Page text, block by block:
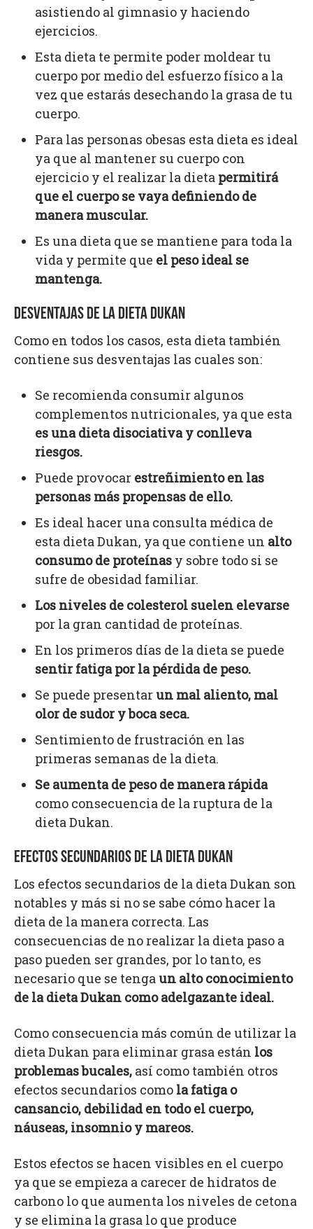
asistiendo al gimnasio y haciendo
ejercicios.
Esta dieta te permite poder moldear tu
cuerpo por medio del esfuerzo físico a la
vez que estarás desechando la grasa de tu
cuerpo.
Para las personas obesas esta dieta es ideal
ya que al mantener su cuerpo con
ejercicio y el realizar la dieta permitirá
que el cuerpo se vaya definiendo de
manera muscular.
Es una dieta que se mantiene para toda la
vida y permite que el peso ideal se
mantenga.
DESVENTAJAS DE LA DIETA DUKAN
Como en todos los casos, esta dieta también
contiene sus desventajas las cuales son:
Se recomienda consumir algunos
complementos nutricionales, ya que esta
es una dieta disociativa y conlleva
riesgos.
Puede provocar estreñimiento en las
personas más propensas de ello.
Es ideal hacer una consulta médica de
esta dieta Dukan, ya que contiene un alto
consumo de proteínas y sobre todo si se
sufre de obesidad familiar.
Los niveles de colesterol suelen elevarse
por la gran cantidad de proteínas.
En los primeros días de la dieta se puede
sentir fatiga por la pérdida de peso.
Se puede presentar un mal aliento, mal
olor de sudor y boca seca.
Sentimiento de frustración en las
primeras semanas de la dieta.
Se aumenta de peso de manera rápida
como consecuencia de la ruptura de la
dieta Dukan.
EFECTOS SECUNDARIOS DE LA DIETA DUKAN
Los efectos secundarios de la dieta Dukan son
notables y más si no se sabe cómo hacer la
dieta de la manera correcta. Las
consecuencias de no realizar la dieta paso a
paso pueden ser grandes, por lo tanto, es
necesario que se tenga un alto conocimiento
de la dieta Dukan como adelgazante ideal.
Como consecuencia más común de utilizar la
dieta Dukan para eliminar grasa están los
problemas bucales, así como también otros
efectos secundarios como la fatiga o
cansancio, debilidad en todo el cuerpo,
náuseas, insomnio y mareos.
Estos efectos se hacen visibles en el cuerpo
ya que se empieza a carecer de hidratos de
carbono lo que aumenta los niveles de cetona
y se elimina la grasa lo que produce